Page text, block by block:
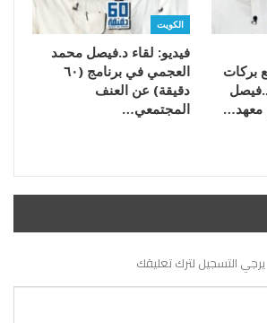
بركات
معهد…
الكويت
فيديو: لقاء د.فيصل محمد
العجمي في برنامج (٦٠
دقيقة) عن العنف
المجتمعي…
يرجي التسجيل لترك تعليقك